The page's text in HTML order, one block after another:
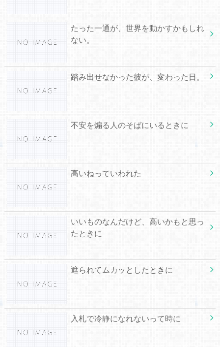
たった一通が、世界を動かすかもしれ
ない。
踏み出せなかった彼が、変わった日。
不安を煽る人のそばにいるときに
高いねっていわれた
いいものなんだけど、高いかもと思っ
たときに
遮られてムカッとしたときに
入札で冷静になれないって時に